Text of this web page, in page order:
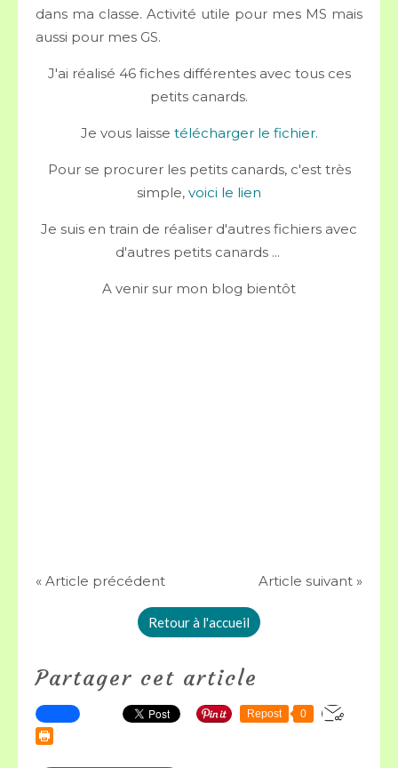
dans ma classe. Activité utile pour mes MS mais
aussi pour mes GS.
J'ai réalisé 46 fiches différentes avec tous ces
petits canards.
Je vous laisse télécharger le fichier.
Pour se procurer les petits canards, c'est très
simple, voici le lien
Je suis en train de réaliser d'autres fichiers avec
d'autres petits canards ...
A venir sur mon blog bientôt
« Article précédent Article suivant »
Retour à l'accueil
Partager cet article
Repost 0